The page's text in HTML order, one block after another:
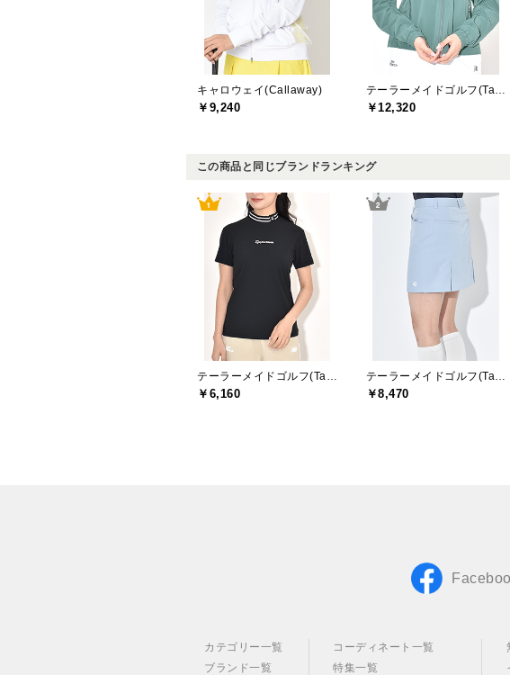
キャロウェイ(Callaway)
￥9,240 ￥12,320
この商品と同じブランドランキング
￥6,160 ￥8,470
カテゴリー一覧
ブランド一覧
コーディネート一覧
特集一覧